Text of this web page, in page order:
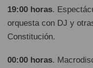
19:00 horas.
orquesta con DJ y
Constitución.
00:00 horas.